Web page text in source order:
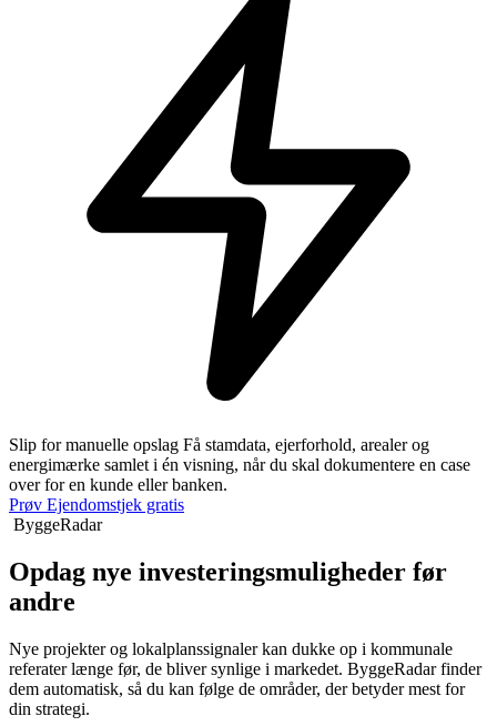
Slip for manuelle opslag Få stamdata, ejerforhold, arealer og
energimærke samlet i én visning, når du skal dokumentere en case
over for en kunde eller banken.
Prøv Ejendomstjek gratis
ByggeRadar
Opdag nye investeringsmuligheder før
andre
Nye projekter og lokalplanssignaler kan dukke op i kommunale
referater længe før, de bliver synlige i markedet. ByggeRadar finder
dem automatisk, så du kan følge de områder, der betyder mest for
din strategi.